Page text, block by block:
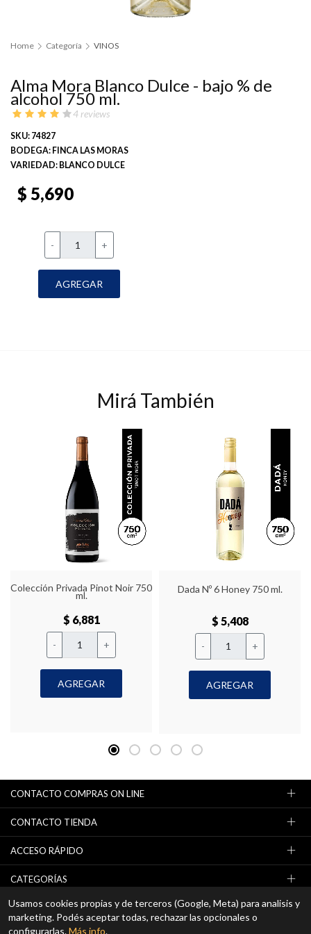
Home Categoría VINOS
Alma Mora Blanco Dulce - bajo % de
alcohol 750 ml.
4 reviews
SKU: 74827
BODEGA: FINCA LAS MORAS
VARIEDAD: BLANCO DULCE
$ 5,690
- +
AGREGAR
Mirá También
Colección Privada Pinot Noir 750
ml.
$ 6,881
- +
AGREGAR
Dada Nº 6 Honey 750 ml.
$ 5,408
- +
AGREGAR
CONTACTO COMPRAS ON LINE
CONTACTO TIENDA
ACCESO RÁPIDO
CATEGORÍAS
NEWSLETTER (OFERTAS / PROMOCIONES)
Usamos cookies propias y de terceros (Google, Meta) para analisis y
marketing. Podés aceptar todas, rechazar las opcionales o
configurarlas.Más info.